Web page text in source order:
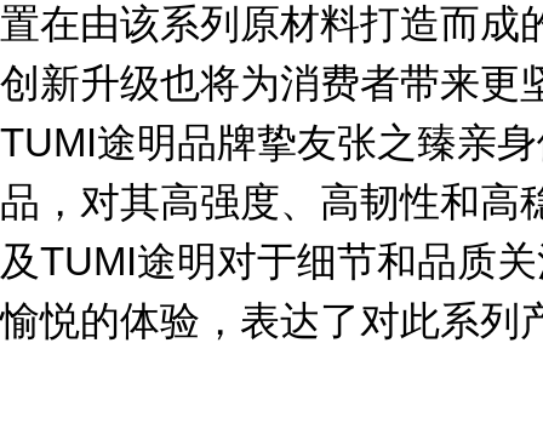
置在由该系列原材料打造而成
创新升级也将为消费者带来更
TUMI途明品牌挚友张之臻亲
品，对其高强度、高韧性和高
及TUMI途明对于细节和品质
愉悦的体验，表达了对此系列